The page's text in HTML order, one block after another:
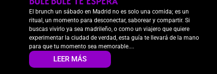
El brunch un sábado en Madrid no es solo una comida; es un
ritual, un momento para desconectar, saborear y compartir. Si
buscas vivirlo ya sea madrileño, o como un viajero que quiere
experimentar la ciudad de verdad, esta guía te llevará de la mano
para que tu momento sea memorable....
LEER MÁS